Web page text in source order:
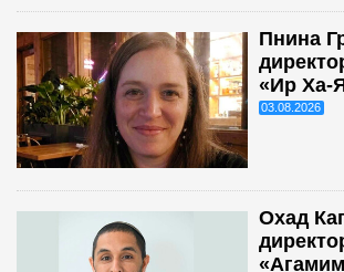
Пнина
«Ир Ха-
03.08.2026
Охад